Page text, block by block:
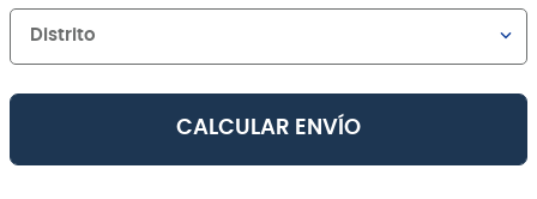
Distrito
CALCULAR ENVÍO